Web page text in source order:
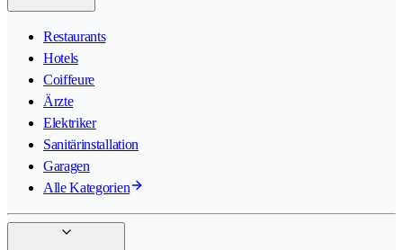
Restaurants
Hotels
Coiffeure
Ärzte
Elektriker
Sanitärinstallation
Garagen
Alle Kategorien